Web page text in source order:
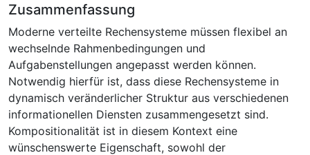
Zusammenfassung
Moderne verteilte Rechensysteme müssen flexibel an
wechselnde Rahmenbedingungen und
Aufgabenstellungen angepasst werden können.
Notwendig hierfür ist, dass diese Rechensysteme in
dynamisch veränderlicher Struktur aus verschiedenen
informationellen Diensten zusammengesetzt sind.
Kompositionalität ist in diesem Kontext eine
wünschenswerte Eigenschaft, sowohl der